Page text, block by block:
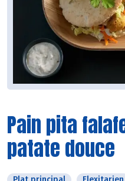
Pain pita
patate douce